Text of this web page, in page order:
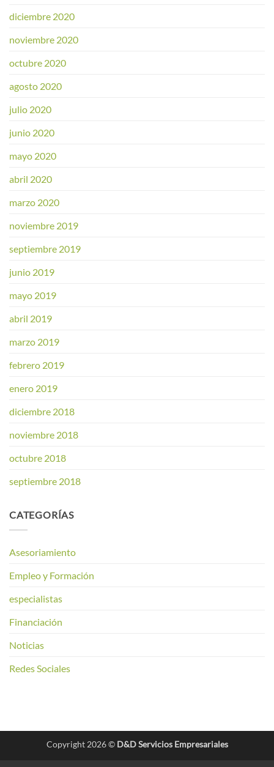
diciembre 2020
noviembre 2020
octubre 2020
agosto 2020
julio 2020
junio 2020
mayo 2020
abril 2020
marzo 2020
noviembre 2019
septiembre 2019
junio 2019
mayo 2019
abril 2019
marzo 2019
febrero 2019
enero 2019
diciembre 2018
noviembre 2018
octubre 2018
septiembre 2018
CATEGORÍAS
Asesoriamiento
Empleo y Formación
especialistas
Financiación
Noticias
Redes Sociales
Copyright 2026 © D&D Servicios Empresariales